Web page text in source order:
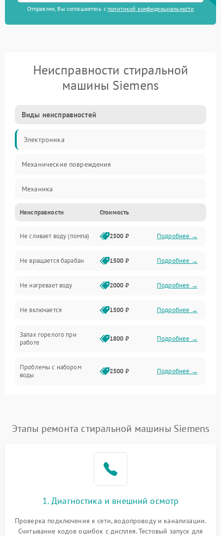
Отправляя, Вы соглашаетесь с политикой конфиденциальности
Неисправности стиральной
машины Siemens
Виды неисправностей
Электроника
Механические повреждения
Механика
Электропитание
Водоснабжение
Слив
Программное обеспечение
Неисправности Стоимость
Не сливает воду (помпа) 2500 ₽ Подробнее →
Не вращается барабан 1500 ₽ Подробнее →
Не нагревает воду 2000 ₽ Подробнее →
Не включается 1500 ₽ Подробнее →
Запах горелого при
работе
1800 ₽ Подробнее →
Проблемы с набором
воды
2500 ₽ Подробнее →
2200 ₽ Подробнее →
Этапы ремонта стиральной машины Siemens
1. Диагностика и внешний осмотр
Проверка подключения к сети, водопроводу и канализации.
Считывание кодов ошибок с дисплея. Тестовый запуск для